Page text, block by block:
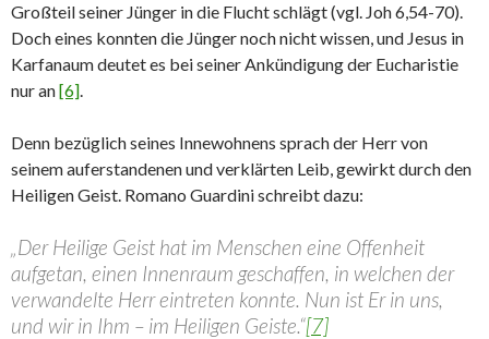
Großteil seiner Jünger in die Flucht schlägt (vgl. Joh 6,54-70).
Doch eines konnten die Jünger noch nicht wissen, und Jesus in
Karfanaum deutet es bei seiner Ankündigung der Eucharistie
nur an[6].
Denn bezüglich seines Innewohnens sprach der Herr von
seinem auferstandenen und verklärten Leib, gewirkt durch den
Heiligen Geist. Romano Guardini schreibt dazu:
„Der Heilige Geist hat im Menschen eine Offenheit
aufgetan, einen Innenraum geschaffen, in welchen der
verwandelte Herr eintreten konnte. Nun ist Er in uns,
und wir in Ihm – im Heiligen Geiste.“[7]